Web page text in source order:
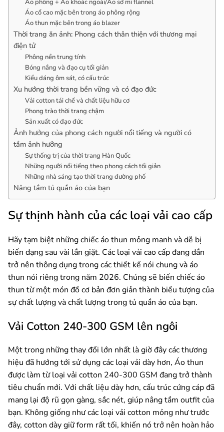
Áo phông + Áo khoác ngoài/Áo sơ mi flannel
Áo cổ cao mặc bên trong áo phông rộng
Áo thun mặc bên trong áo blazer
Thời trang ăn ảnh: Phong cách thân thiện với thương mại
điện tử
Phông nền trung tính
Bóng nắng và đạo cụ tối giản
Kiểu dáng ôm sát, có cấu trúc
Xu hướng thời trang bền vững và có đạo đức
Vải cotton tái chế và chất liệu hữu cơ
Phong trào thời trang chậm
Sản xuất có đạo đức
Ảnh hưởng của phong cách người nổi tiếng và người có
tầm ảnh hưởng
Sự thống trị của thời trang Hàn Quốc
Những người nổi tiếng theo phong cách tối giản
Những nhà sáng tạo thời trang đường phố
Nâng tầm tủ quần áo của bạn
Sự thịnh hành của các loại vải cao cấp
Hãy tạm biệt những chiếc áo thun mỏng manh và dễ bị
biến dạng sau vài lần giặt. Các loại vải cao cấp đang dần
trở nên thông dụng trong các thiết kế nói chung và áo
thun nói riêng trong năm 2026. Chúng sẽ biến chiếc áo
thun từ một món đồ cơ bản đơn giản thành biểu tượng của
sự chất lượng và chất lượng trong tủ quần áo của bạn.
Vải Cotton 240-300 GSM lên ngôi
Một trong những thay đổi lớn nhất là giờ đây các thương
hiệu đã hướng tới sử dụng các loại vải dày hơn, Áo thun
được làm từ loại vải cotton 240-300 GSM đang trở thành
tiêu chuẩn mới. Với chất liệu dày hơn, cấu trúc cứng cáp đã
mang lại độ rũ gọn gàng, sắc nét, giúp nâng tầm outfit của
bạn. Không giống như các loại vải cotton mỏng như trước
đây, cotton dày giữ form rất tối, khiến nó trở nên hoàn hảo